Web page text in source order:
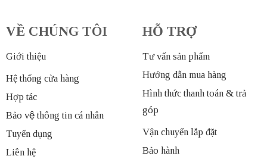
VỀ CHÚNG TÔI
Giới thiệu
Hệ thống cửa hàng
Hợp tác
Bảo vệ thông tin cá nhân
Tuyển dụng
Liên hệ
HỖ TRỢ
Tư vấn sản phẩm
Hướng dẫn mua hàng
Hình thức thanh toán & trả
góp
Vận chuyển lắp đặt
Bảo hành